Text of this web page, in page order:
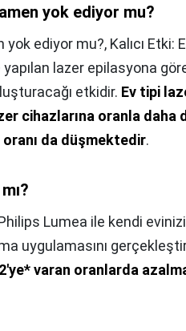
yok ediyor mu?
yok ediyor mu?, Kalıcı Etki:
lazer epilasyona
etkidir. Ev tipi
cihazlarına oranla daha
da düşmektedir.
Lumea ile kendi
uygulamasını
varan oranlarda